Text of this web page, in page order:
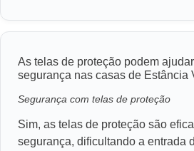
As telas de proteção podem
segurança nas casas de Estância
Segurança com telas de proteção
Sim, as telas de proteção são
segurança, dificultando a entrada